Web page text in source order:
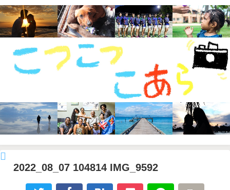
2022_08_07 104814 IMG_9592